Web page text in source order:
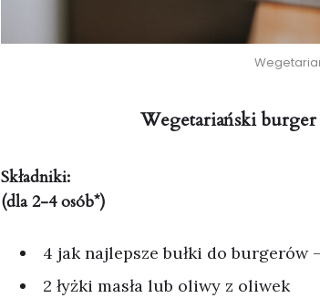
Wegetariański
Składniki:
(dla 2-4 osób*)
4 jak najlepsze bułki do burgerów
2 łyżki masła lub oliwy z oliwek